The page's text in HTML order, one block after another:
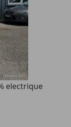
electrique